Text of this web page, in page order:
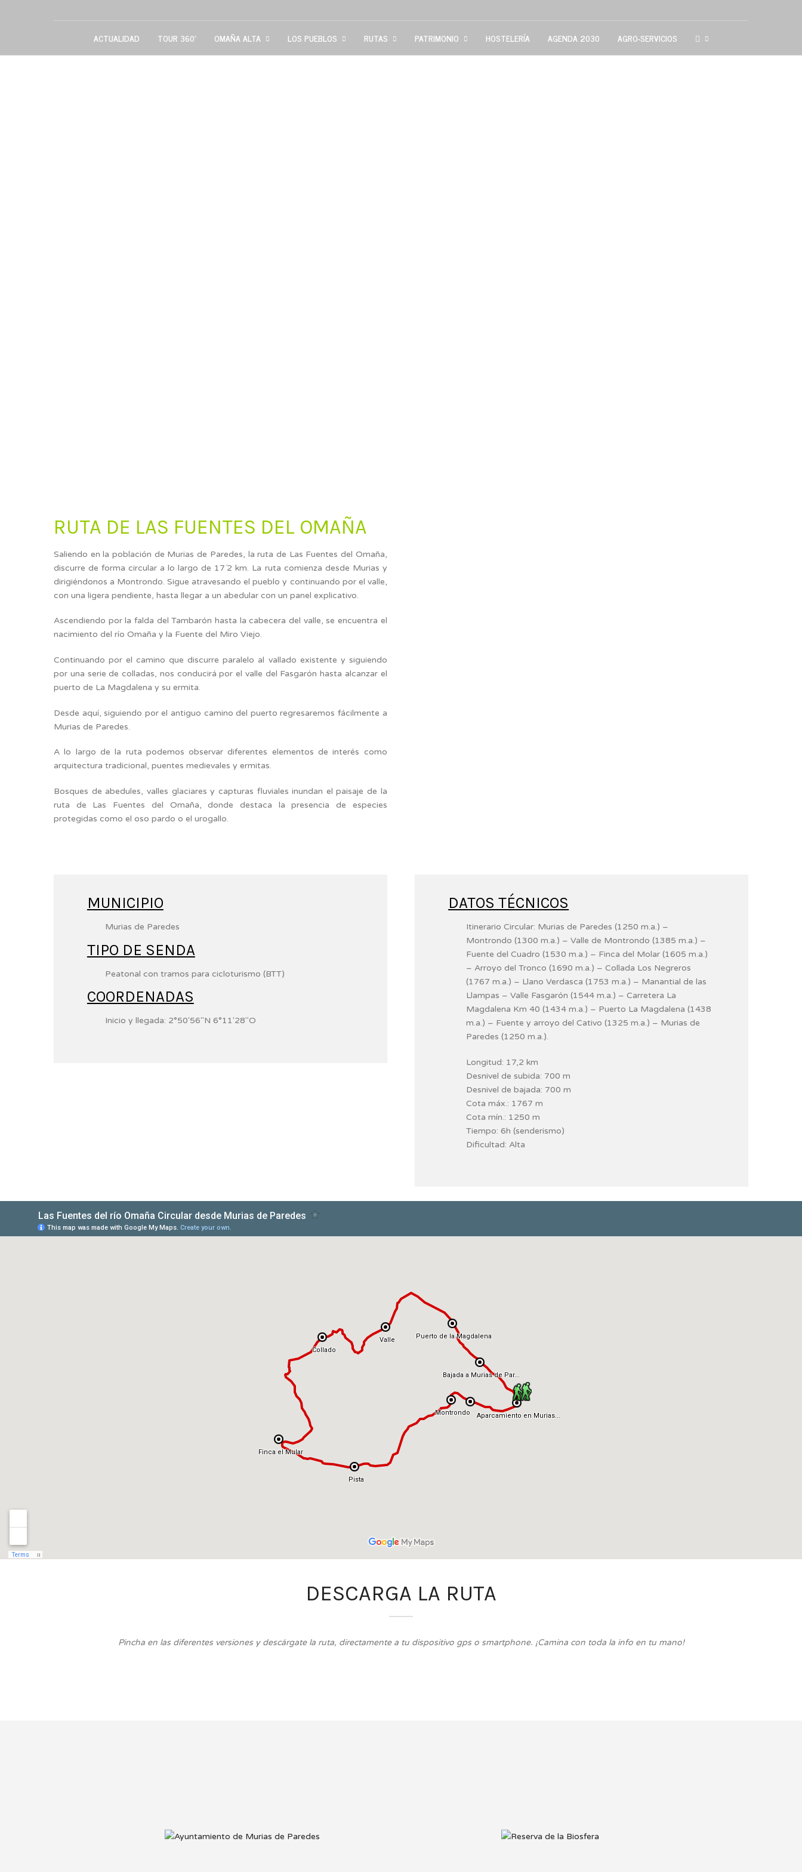
ACTUALIDAD TOUR 360º OMAÑA ALTA LOS PUEBLOS RUTAS PATRIMONIO HOSTELERÍA AGENDA 2030 AGRO-SERVICIOS
RUTA DE LAS FUENTES DEL OMAÑA
Saliendo en la población de Murias de Paredes, la ruta de Las Fuentes del Omaña,
discurre de forma circular a lo largo de 17´2 km. La ruta comienza desde Murias y
dirigiéndonos a Montrondo. Sigue atravesando el pueblo y continuando por el valle,
con una ligera pendiente, hasta llegar a un abedular con un panel explicativo.
Ascendiendo por la falda del Tambarón hasta la cabecera del valle, se encuentra el
nacimiento del río Omaña y la Fuente del Miro Viejo.
Continuando por el camino que discurre paralelo al vallado existente y siguiendo
por una serie de colladas, nos conducirá por el valle del Fasgarón hasta alcanzar el
puerto de La Magdalena y su ermita.
Desde aquí, siguiendo por el antiguo camino del puerto regresaremos fácilmente a
Murias de Paredes.
A lo largo de la ruta podemos observar diferentes elementos de interés como
arquitectura tradicional, puentes medievales y ermitas.
Bosques de abedules, valles glaciares y capturas fluviales inundan el paisaje de la
ruta de Las Fuentes del Omaña, donde destaca la presencia de especies
protegidas como el oso pardo o el urogallo.
MUNICIPIO
Murias de Paredes
TIPO DE SENDA
Peatonal con tramos para cicloturismo (BTT)
COORDENADAS
Inicio y llegada: 2°50′56″N 6°11′28″O
DATOS TÉCNICOS
Itinerario Circular: Murias de Paredes (1250 m.a.) –
Montrondo (1300 m.a.) – Valle de Montrondo (1385 m.a.) –
Fuente del Cuadro (1530 m.a.) – Finca del Molar (1605 m.a.)
– Arroyo del Tronco (1690 m.a.) – Collada Los Negreros
(1767 m.a.) – Llano Verdasca (1753 m.a.) – Manantial de las
Llampas – Valle Fasgarón (1544 m.a.) – Carretera La
Magdalena Km 40 (1434 m.a.) – Puerto La Magdalena (1438
m.a.) – Fuente y arroyo del Cativo (1325 m.a.) – Murias de
Paredes (1250 m.a.).
Longitud: 17,2 km
Desnivel de subida: 700 m
Desnivel de bajada: 700 m
Cota máx.: 1767 m
Cota mín.: 1250 m
Tiempo: 6h (senderismo)
Dificultad: Alta
DESCARGA LA RUTA
Pincha en las diferentes versiones y descárgate la ruta, directamente a tu dispositivo gps o smartphone. ¡Camina con toda la info en tu mano!